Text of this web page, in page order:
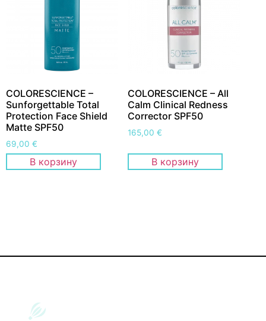
COLORESCIENCE –
Sunforgettable Total
Protection Face Shield
Matte SPF50
69,00 €
В корзину
COLORESCIENCE – All
Calm Clinical Redness
Corrector SPF50
165,00€
В корзину